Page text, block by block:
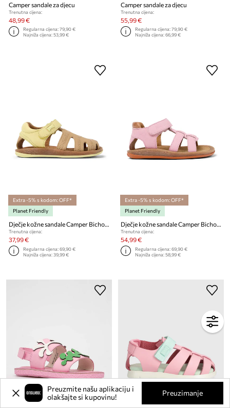
Camper sandale za djecu
Trenutna cijena:
48,99 €
Regularna cijena:79,90 €
Najniža cijena:53,99 €
Camper sandale za djecu
Trenutna cijena:
55,99 €
Regularna cijena:79,90 €
Najniža cijena:66,99 €
Extra -5% s kodom: OFF*
Planet Friendly
Dječje kožne sandale Camper Bicho TWS FW
Trenutna cijena:
37,99 €
Regularna cijena:69,90 €
Najniža cijena:39,99 €
Extra -5% s kodom: OFF*
Planet Friendly
Dječje kožne sandale Camper Bicho FW
Trenutna cijena:
54,99 €
Regularna cijena:69,90 €
Najniža cijena:58,99 €
Preuzmite našu aplikaciju i
olakšajte si kupovinu!
Preuzimanje